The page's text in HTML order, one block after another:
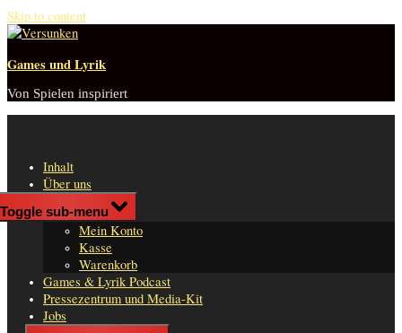
Skip to content
Games und Lyrik
Von Spielen inspiriert
Inhalt
Über uns
Shop
Toggle sub-menu
Mein Konto
Kasse
Warenkorb
Games & Lyrik Podcast
Pressezentrum und Media-Kit
Jobs